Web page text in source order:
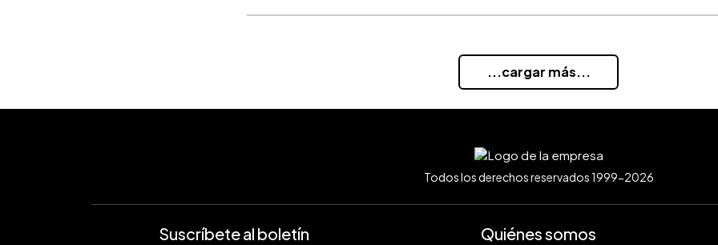
...cargar más...
Todos los derechos reservados 1999-2026
Suscríbete al boletín Quiénes somos